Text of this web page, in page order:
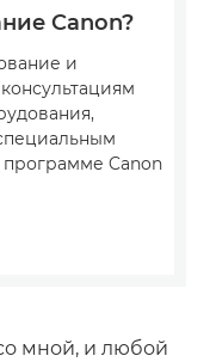
Canon?
и
Canon
мной, и любой